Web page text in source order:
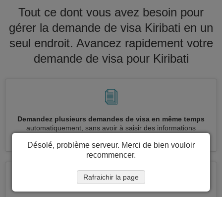
Tout ce dont vous avez besoin pour
gérer la demande de visa Kiribati en un
seul endroit. Avancez rapidement votre
demande de visa pour Kiribati
Demandez plusieurs demandes de visa en même temps
automatiquement, sans avoir à saisir des informations
Désolé, problème serveur. Merci de bien vouloir
recommencer.
Rafraichir la page